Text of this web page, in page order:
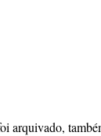
arquivado,